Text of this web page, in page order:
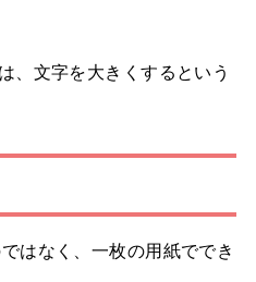
、文字を大きくするという
はなく、一枚の用紙ででき